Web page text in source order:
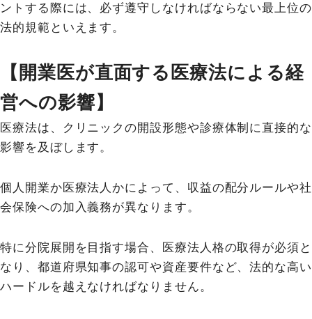
ントする際には、必ず遵守しなければならない最上位の
法的規範といえます。
【開業医が直面する医療法による経
営への影響】
医療法は、クリニックの開設形態や診療体制に直接的な
影響を及ぼします。
個人開業か医療法人かによって、収益の配分ルールや社
会保険への加入義務が異なります。
特に分院展開を目指す場合、医療法人格の取得が必須と
なり、都道府県知事の認可や資産要件など、法的な高い
ハードルを越えなければなりません。